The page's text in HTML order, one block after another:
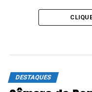
DESTAQUES